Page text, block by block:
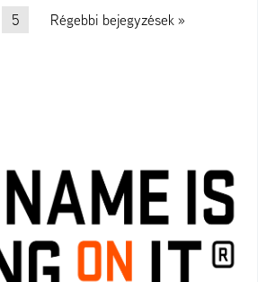
5 Régebbi bejegyzések